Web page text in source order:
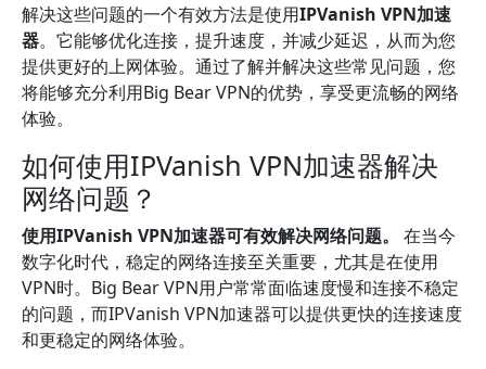
解决这些问题的一个有效方法是使用IPVanish VPN加速
器。它能够优化连接，提升速度，并减少延迟，从而为您
提供更好的上网体验。通过了解并解决这些常见问题，您
将能够充分利用Big Bear VPN的优势，享受更流畅的网络
体验。
如何使用IPVanish VPN加速器解决
网络问题？
使用IPVanish VPN加速器可有效解决网络问题。
在当今
数字化时代，稳定的网络连接至关重要，尤其是在使用
VPN时。Big Bear VPN用户常常面临速度慢和连接不稳定
的问题，而IPVanish VPN加速器可以提供更快的连接速度
和更稳定的网络体验。